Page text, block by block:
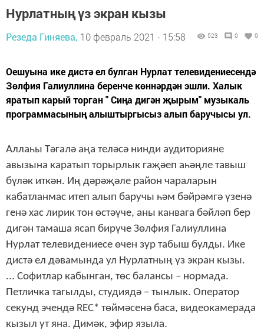
Нурлатның үз экран кызы
Резеда Гиняева, 10 февраль 2021 - 15:58 523 0 0
Оешуына ике дистә ел булган Нурлат телевидениесендә
Зөлфия Галиуллина беренче көннәрдән эшли. Халык
яратып карый торган " Сиңа дигән җырым" музыкаль
программасының алыштыргысыз алып баручысы ул.
Аллаһы Тәгалә аңа теләсә нинди аудиторияне
авызына каратып торырлык гаҗәеп аһәңле тавыш
бүләк иткән. Иң дәрәҗәле район чараларын
кабатланмас итеп алып баручы һәм бәйрәмгә үзенә
генә хас лирик тон өстәүче, аны канвага бәйләп бер
дигән тамаша ясап бирүче Зөлфия Галиуллина
Нурлат телевидениесе өчен зур табыш булды. Ике
дистә ел дәвамында ул Нурлатның үз экран кызы.
... Софитлар кабынган, төс балансы – нормада.
Петличка тагылды, студиядә – тынлык. Оператор
секунд эчендә REC* төймәсенә баса, видеокамерада
кызыл ут яна. Димәк, эфир языла.